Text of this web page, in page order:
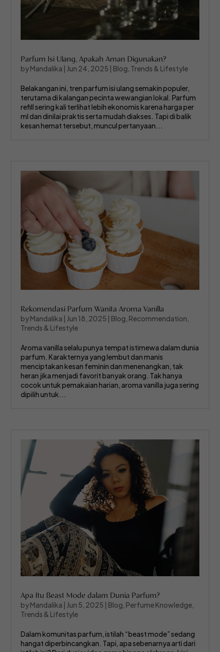
Parfum Isi Ulang, Apakah Aman Digunakan?
byMandalika | Jun 24, 2025 | Blog Trends & Lifestyle
Belakangan ini, tren parfum isi ulang semakin populer,
terutama di kalangan pecinta wewangian lokal. Parfum
refill sering kali terlihat lebih ekonomis karena harga per
ml dan dinilai praktis serta mudah diakses. Tapi di balik
kesan hemat tersebut, muncul pertanyaan...
Rekomendasi Parfum Wanita Aroma Vanilla
byMandalika | Jun 18, 2025 | Blog Recommendation
Trends & Lifestyle
Aroma vanilla selalu punya tempat istimewa dalam dunia
parfum. Karakternya yang lembut dan manis
menciptakan kesan feminin dan menenangkan, tak
heran jika menjadi favorit banyak orang. Tak hanya
cocok untuk pemakaian harian, aroma vanilla juga sering
dipilih untuk...
Apa Itu Beast Mode dalam Dunia Parfum?
byMandalika | Jun 5, 2025 | Blog Perfume Knowledge
Trends & Lifestyle
Dalam komunitas parfum, istilah “beast mode” sedang
hangat diperbincangkan. Tapi, apa sebenarnya arti dari